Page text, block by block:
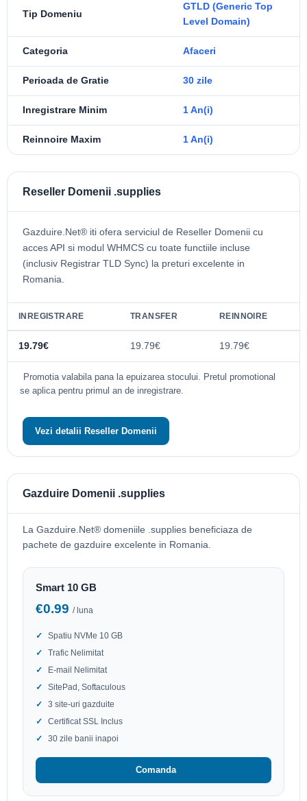
Tip Domeniu
GTLD (Generic Top
Level Domain)
Categoria Afaceri
Perioada de Gratie 30 zile
Inregistrare Minim 1 An(i)
Reinnoire Maxim 1 An(i)
Reseller Domenii .supplies
Gazduire.Net® iti ofera serviciul de Reseller Domenii cu
acces API si modul WHMCS cu toate functiile incluse
(inclusiv Registrar TLD Sync) la preturi excelente in
Romania.
INREGISTRARE TRANSFER REINNOIRE
19.79€ 19.79€ 19.79€
Promotia valabila pana la epuizarea stocului. Pretul promotional
se aplica pentru primul an de inregistrare.
Vezi detalii Reseller Domenii
Gazduire Domenii .supplies
La Gazduire.Net® domeniile .supplies beneficiaza de
pachete de gazduire excelente in Romania.
Smart 10 GB
€0.99 / luna
Spatiu NVMe 10 GB
Trafic Nelimitat
E-mail Nelimitat
SitePad, Softaculous
3 site-uri gazduite
Certificat SSL Inclus
30 zile banii inapoi
Comanda